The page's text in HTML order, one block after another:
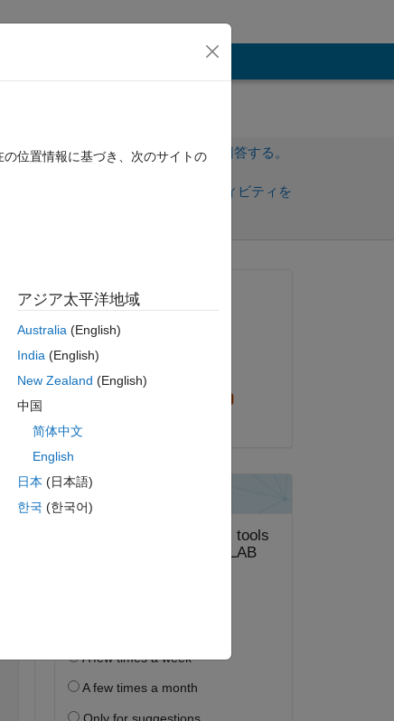
サインインしてこの質問に回答する。
サインインしてアクティビティを
質問済み:
2018 年 10 月 9 日
回答済み:
位置情報に基づき、次のサイトの
アジア太平洋地域
Australia(English)
India(English)
New Zealand (English)
中国
简体中文
English
日本 (日本語)
한국 (한국어)